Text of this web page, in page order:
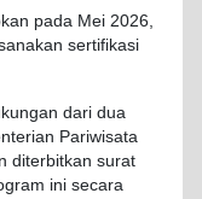
pada Mei 2026,
sertifikasi
dari dua
Pariwisata
diterbitkan surat
ini secara